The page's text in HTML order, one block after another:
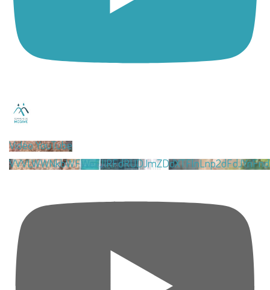
Vidéo YouTube